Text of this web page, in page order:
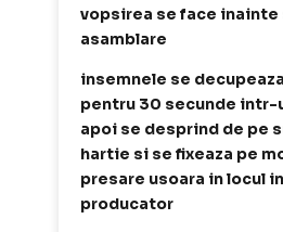
vopsirea se face inainte
asamblare
insemnele se
pentru 30 secunde intr-
apoi se desprind de pe
hartie si se fixeaza pe
presare usoara in locul
producator